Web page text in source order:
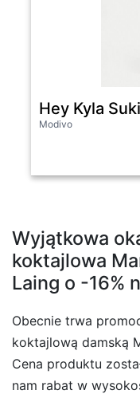
Hey Kyla
Modivo
Wyjątkowa
koktajlowa
Laing o -16%
Obecnie trwa
koktajlową damską
Cena produktu
nam rabat w